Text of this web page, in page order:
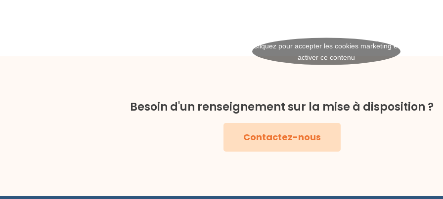
Cliquez pour accepter les cookies marketing et
activer ce contenu
Besoin d'un renseignement sur la mise à disposition ?
Contactez-nous